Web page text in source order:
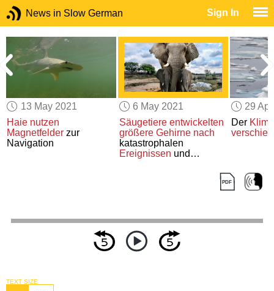
News in Slow German Sign In
13 May 2021
Haie nutzen
Magnetfelder zur
Navigation
6 May 2021
Säugetiere entwickelten
größere Gehirne nach
katastrophalen
Ereignissen und
29
Der
TEXT SIZE